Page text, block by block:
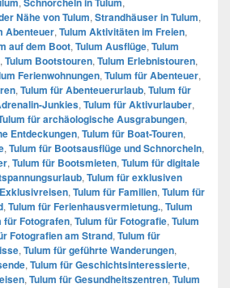
Nähe von Tulum, Strandhäuser in Tulum,
Abenteuer, Tulum Aktivitäten im Freien,
auf dem Boot, Tulum Ausflüge, Tulum
, Tulum Bootstouren, Tulum Erlebnistouren,
Ferienwohnungen, Tulum für Abenteuer,
, Tulum für Abenteuerurlaub, Tulum für
Junkies, Tulum für Aktivurlauber,
für archäologische Ausgrabungen,
Entdeckungen, Tulum für Boat-Touren,
, Tulum für Bootsausflüge und Schnorcheln,
, Tulum für Bootsmieten, Tulum für digitale
, Tulum für exklusiven
, Tulum für Familien, Tulum für
, Tulum für Ferienhausvermietung., Tulum
für Fotografen, Tulum für Fotografie, Tulum
Fotografien am Strand, Tulum für
, Tulum für geführte Wanderungen,
, Tulum für Geschichtsinteressierte,
, Tulum für Gesundheitszentren, Tulum